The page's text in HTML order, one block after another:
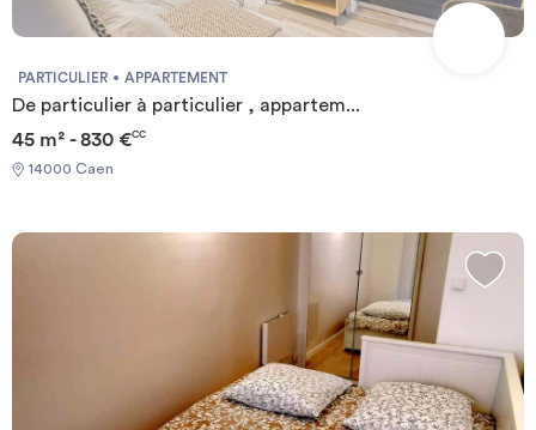
PARTICULIER APPARTEMENT
De particulier à particulier , appartem...
45 m² - 830 €CC
14000 Caen